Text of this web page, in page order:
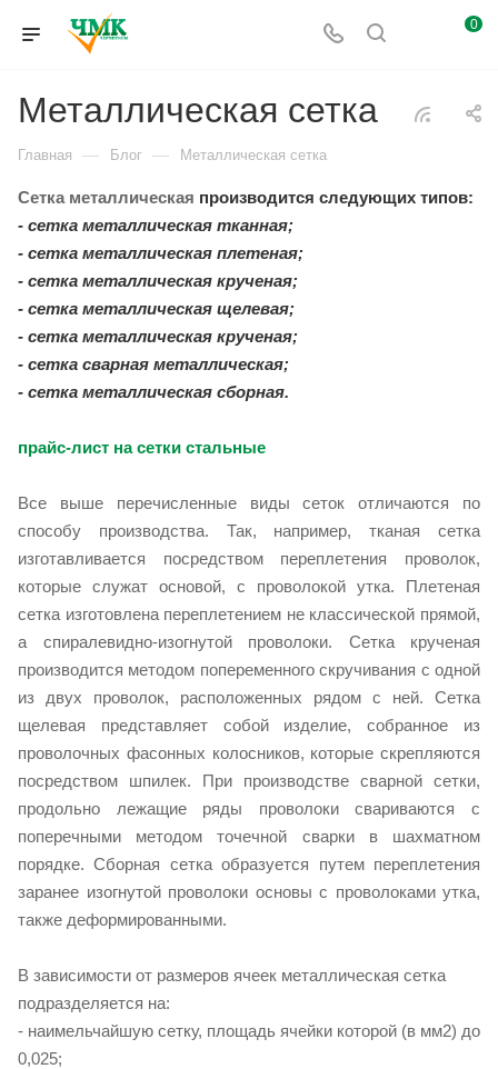
0
Металлическая сетка
Главная — Блог — Металлическая сетка
Сетка металлическая производится следующих типов:
- сетка металлическая тканная;
- сетка металлическая плетеная;
- сетка металлическая крученая;
- сетка металлическая щелевая;
- сетка металлическая крученая;
- сетка сварная металлическая;
- сетка металлическая сборная.
прайс-лист на сетки стальные
Все выше перечисленные виды сеток отличаются по
способу производства. Так, например, тканая сетка
изготавливается посредством переплетения проволок,
которые служат основой, с проволокой утка. Плетеная
сетка изготовлена переплетением не классической прямой,
а спиралевидно-изогнутой проволоки. Сетка крученая
производится методом попеременного скручивания с одной
из двух проволок, расположенных рядом с ней. Сетка
щелевая представляет собой изделие, собранное из
проволочных фасонных колосников, которые скрепляются
посредством шпилек. При производстве сварной сетки,
продольно лежащие ряды проволоки свариваются с
поперечными методом точечной сварки в шахматном
порядке. Сборная сетка образуется путем переплетения
заранее изогнутой проволоки основы с проволоками утка,
также деформированными.
В зависимости от размеров ячеек металлическая сетка
подразделяется на:
- наимельчайшую сетку, площадь ячейки которой (в мм2) до
0,025;